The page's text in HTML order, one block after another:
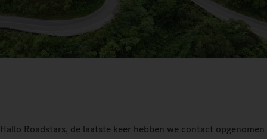
Hallo Roadstars, de laatste keer hebben we contact opgenomen